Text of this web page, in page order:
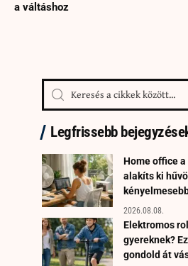
a váltáshoz
Legfrissebb
Home office
alakíts ki
2026.08.08.
Elektromos
gyereknek?
gondold át